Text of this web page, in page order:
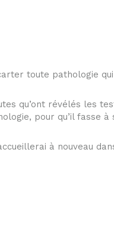
toute pathologie
qu’ont révélés les
pour qu’il fasse à
à nouveau